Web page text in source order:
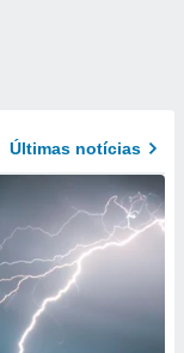
Últimas notícias